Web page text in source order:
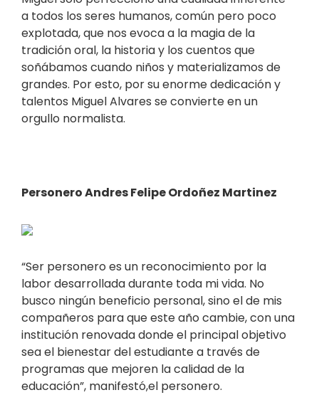
a todos los seres humanos, común pero poco
explotada, que nos evoca a la magia de la
tradición oral, la historia y los cuentos que
soñábamos cuando niños y materializamos de
grandes. Por esto, por su enorme dedicación y
talentos Miguel Alvares se convierte en un
orgullo normalista.
Personero Andres Felipe Ordoñez Martinez
“Ser personero es un reconocimiento por la
labor desarrollada durante toda mi vida. No
busco ningún beneficio personal, sino el de mis
compañeros para que este año cambie, con una
institución renovada donde el principal objetivo
sea el bienestar del estudiante a través de
programas que mejoren la calidad de la
educación”, manifestó,el personero.